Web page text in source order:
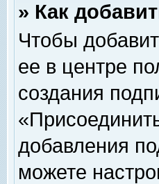
» Как
Чтобы
ее в центре
создания
добавления
можете